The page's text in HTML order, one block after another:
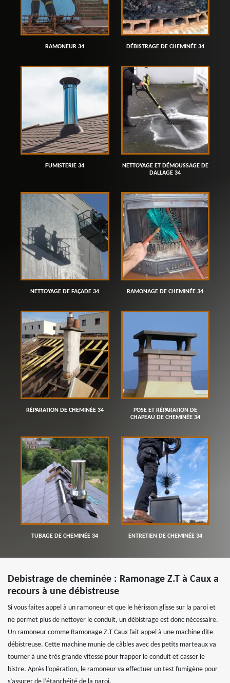
RAMONEUR 34 DÉBISTRAGE DE CHEMINÉE 34
FUMISTERIE 34
NETTOYAGE ET DÉMOUSSAGE DE
DALLAGE 34
NETTOYAGE DE FAÇADE 34 RAMONAGE DE CHEMINÉE 34
RÉPARATION DE CHEMINÉE 34
POSE ET RÉPARATION DE
CHAPEAU DE CHEMINÉE 34
TUBAGE DE CHEMINÉE 34 ENTRETIEN DE CHEMINÉE 34
Debistrage de cheminée : Ramonage Z.T à Caux a
recours à une débistreuse
Si vous faites appel à un ramoneur et que le hérisson glisse sur la paroi et
ne permet plus de nettoyer le conduit, un débistrage est donc nécessaire.
Un ramoneur comme Ramonage Z.T Caux fait appel à une machine dite
débistreuse. Cette machine munie de câbles avec des petits marteaux va
tourner à une très grande vitesse pour frapper le conduit et casser le
bistre. Après l’opération, le ramoneur va effectuer un test fumigène pour